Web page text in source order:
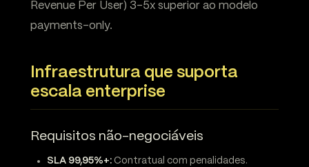
Revenue Per User) 3-5x superior ao modelo
payments-only.
Infraestrutura que suporta
escala enterprise
Requisitos não-negociáveis
SLA 99,95%+: Contratual com penalidades.